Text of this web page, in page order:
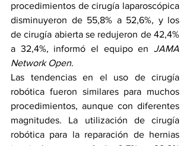
procedimientos de cirugía laparoscópica
disminuyeron de 55,8% a 52,6%, y los
de cirugía abierta se redujeron de 42,4%
a 32,4%, informó el equipo en JAMA
Network Open.
Las tendencias en el uso de cirugía
robótica fueron similares para muchos
procedimientos, aunque con diferentes
magnitudes. La utilización de cirugía
robótica para la reparación de hernias